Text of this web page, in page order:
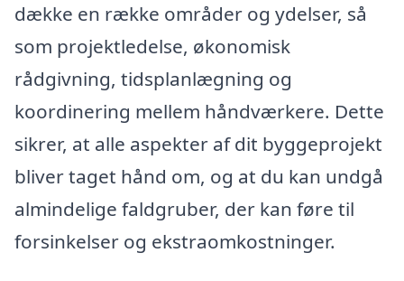
dække en række områder og ydelser, så
som projektledelse, økonomisk
rådgivning, tidsplanlægning og
koordinering mellem håndværkere. Dette
sikrer, at alle aspekter af dit byggeprojekt
bliver taget hånd om, og at du kan undgå
almindelige faldgruber, der kan føre til
forsinkelser og ekstraomkostninger.